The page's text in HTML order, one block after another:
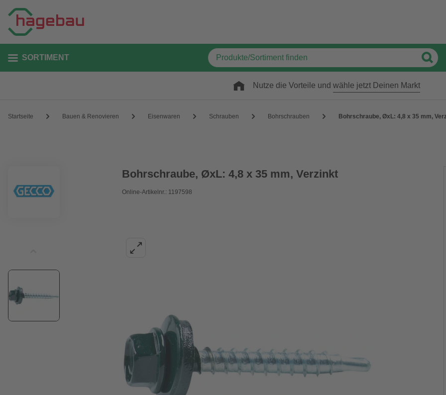
SORTIMENT
Nutze die Vorteile und wähle jetzt Deinen Markt
Startseite Bauen & Renovieren Eisenwaren Schrauben Bohrschrauben Bohrschraube, ØxL: 4,8 x 35 mm,
Bohrschraube, ØxL: 4,8 x 35 mm, Verzinkt
Online-Artikelnr.: 1197598